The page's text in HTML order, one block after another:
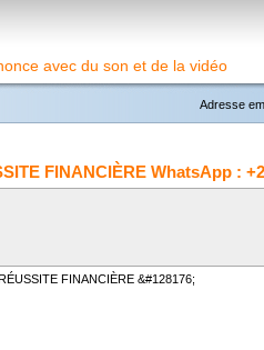
avec du son et de la vidéo
Adresse
FINANCIÈRE WhatsApp :
FINANCIÈRE &#128176;